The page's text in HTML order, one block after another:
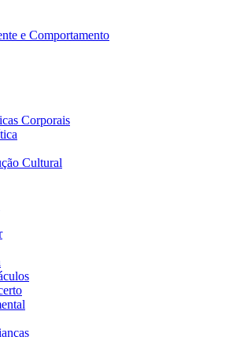
e Comportamento
Corporais
Cultural